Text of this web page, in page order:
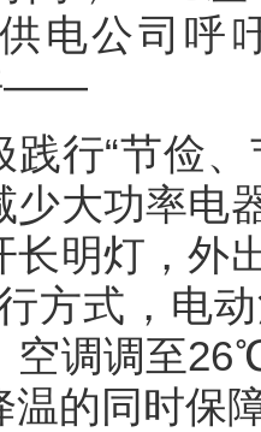
电公司呼
——
践行“节俭
少大功率电
长明灯，外
方式，电
空调调至
温的同时保